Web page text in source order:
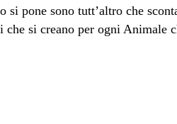
si pone sono tutt’altro che
che si creano per ogni Animale